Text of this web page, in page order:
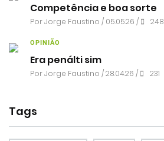
Competência e boa sorte
PorJorge Faustino / 05.05.26 / 248
OPINIÃO
Era penálti sim
PorJorge Faustino / 28.04.26 / 231
Tags